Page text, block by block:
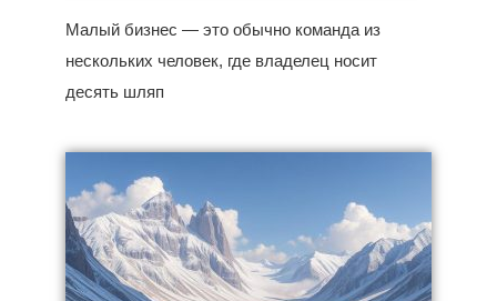
Малый бизнес — это обычно команда из
нескольких человек, где владелец носит
десять шляп